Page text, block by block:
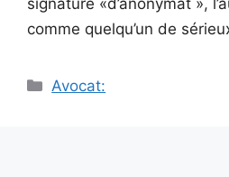
comme quelqu’un de
Catégories
Avocat: